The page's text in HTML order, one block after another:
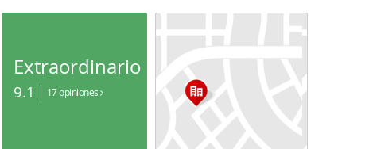
Extraordinario
9.1 17 opiniones